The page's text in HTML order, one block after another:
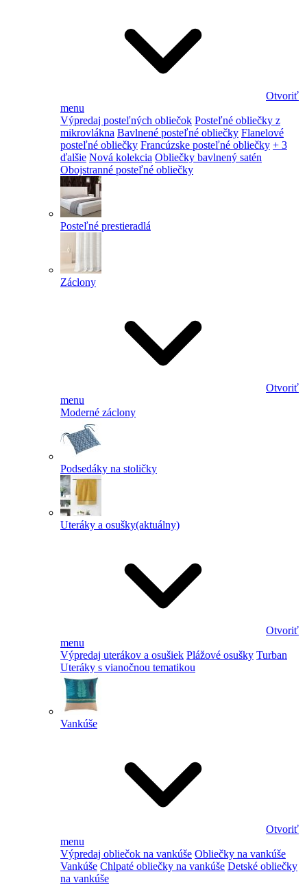
Otvoriť
menu
Výpredaj posteľných obliečok Posteľné obliečky z
mikrovlákna Bavlnené posteľné obliečky Flanelové
posteľné obliečky Francúzske posteľné obliečky + 3
ďalšie Nová kolekcia Obliečky bavlnený satén
Obojstranné posteľné obliečky
Posteľné prestieradlá
Záclony
Otvoriť
menu
Moderné záclony
Podsedáky na stoličky
Uteráky a osušky(aktuálny)
Otvoriť
menu
Výpredaj uterákov a osušiek Plážové osušky Turban
Uteráky s vianočnou tematikou
Vankúše
Otvoriť
menu
Výpredaj obliečok na vankúše Obliečky na vankúše
Vankúše Chlpaté obliečky na vankúše Detské obliečky
na vankúše